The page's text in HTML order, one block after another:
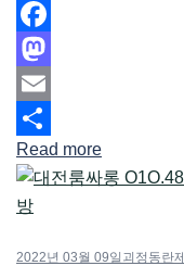
Facebook
Mastodon
Email
Share
Read more
2022년 03월 09일 괴정동란